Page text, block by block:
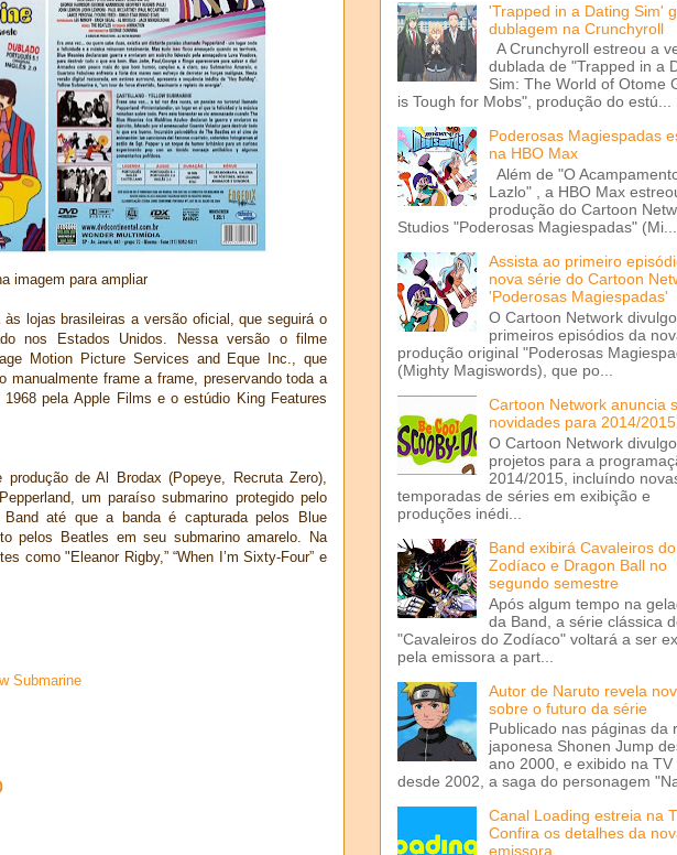
imagem para ampliar
lojas brasileiras a versão oficial, que seguirá o
nos Estados Unidos. Nessa versão o filme
Motion Picture Services and Eque Inc., que
manualmente frame a frame, preservando toda a
pela Apple Films e o estúdio King Features
de Al Brodax (Popeye, Recruta Zero),
um paraíso submarino protegido pelo
até que a banda é capturada pelos Blue
pelos Beatles em seu submarino amarelo. Na
como "Eleanor Rigby,” “When I’m Sixty-Four” e
Submarine
'Trapped in a Dating Sim'
dublagem na Crunchyroll
A Crunchyroll estreou a
dublada de "Trapped in a
Sim: The World of Otome
is Tough for Mobs", produção do estú...
Poderosas Magiespadas
na HBO Max
Além de "O
Lazlo" , a HBO Max
produção do Cartoon
Studios "Poderosas Magiespadas" (Mi...
Assista ao primeiro
nova série do Cartoon
'Poderosas Magiespadas'
O Cartoon Network
primeiros episódios da
produção original "Poderosas
(Mighty Magiswords), que po...
Cartoon Network anuncia
novidades para 2014/2015
O Cartoon Network
projetos para a
2014/2015, incluíndo
temporadas de séries em exibição e
produções inédi...
Band exibirá Cavaleiros do
Zodíaco e Dragon Ball no
segundo semestre
Após algum tempo na
da Band, a série clássica
"Cavaleiros do Zodíaco" voltará a ser
pela emissora a part...
Autor de Naruto revela
sobre o futuro da série
Publicado nas páginas da
japonesa Shonen Jump
ano 2000, e exibido na TV
desde 2002, a saga do personagem
Canal Loading estreia na
Confira os detalhes da
emissora